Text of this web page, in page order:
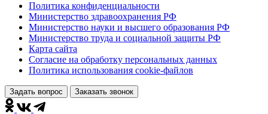
Политика конфиденциальности
Министерство здравоохранения РФ
Министерство науки и высшего образования РФ
Министерство труда и социальной защиты РФ
Карта сайта
Согласие на обработку персональных данных
Политика использования сookie-файлов
Задать вопрос Заказать звонок